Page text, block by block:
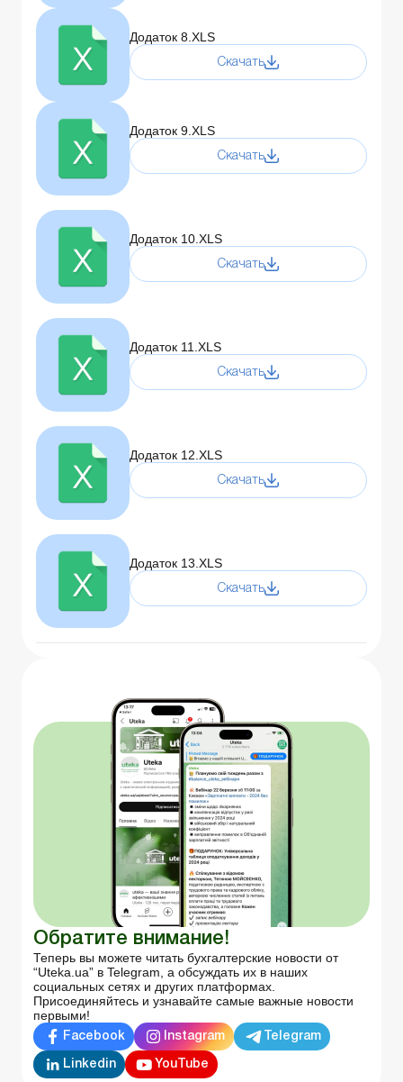
Додаток 8.XLS
Скачать
Додаток 9.XLS
Скачать
Додаток 10.XLS
Скачать
Додаток 11.XLS
Скачать
Додаток 12.XLS
Скачать
Додаток 13.XLS
Скачать
Обратите внимание!
Теперь вы можете читать бухгалтерские новости от
“Uteka.ua” в Telegram, а обсуждать их в наших
социальных сетях и других платформах.
Присоединяйтесь и узнавайте самые важные новости
первыми!
Facebook Instagram Telegram
Linkedin YouTube